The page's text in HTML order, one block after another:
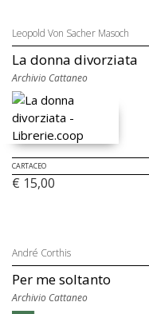
Leopold Von Sacher Masoch
La donna divorziata
Archivio Cattaneo
CARTACEO
€ 15,00
André Corthis
Per me soltanto
Archivio Cattaneo